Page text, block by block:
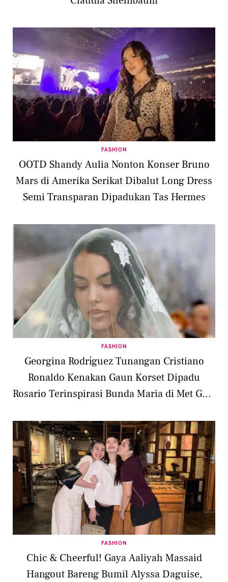
FASHION
OOTD Shandy Aulia Nonton Konser Bruno
Mars di Amerika Serikat Dibalut Long Dress
Semi Transparan Dipadukan Tas Hermes
FASHION
Georgina Rodríguez Tunangan Cristiano
Ronaldo Kenakan Gaun Korset Dipadu
Rosario Terinspirasi Bunda Maria di Met Gala
FASHION
Chic & Cheerful! Gaya Aaliyah Massaid
Hangout Bareng Bumil Alyssa Daguise,